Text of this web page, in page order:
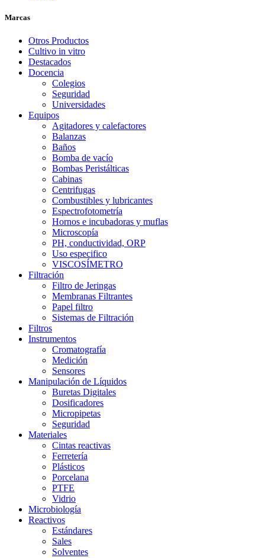
Marcas
Otros Productos
Cultivo in vitro
Destacados
Docencia
Colegios
Seguridad
Universidades
Equipos
Agitadores y calefactores
Balanzas
Baños
Bomba de vacío
Bombas Peristálticas
Cabinas
Centrifugas
Combustibles y lubricantes
Espectrofotometría
Hornos e incubadoras y muflas
Microscopía
PH, conductividad, ORP
Uso especifico
VISCOSÍMETRO
Filtración
Filtro de Jeringas
Membranas Filtrantes
Papel filtro
Sistemas de Filtración
Filtros
Instrumentos
Cromatografía
Medición
Sensores
Manipulación de Líquidos
Buretas Digitales
Dosificadores
Micropipetas
Seguridad
Materiales
Cintas reactivas
Ferretería
Plásticos
Porcelana
PTFE
Vidrio
Microbiología
Reactivos
Estándares
Sales
Solventes